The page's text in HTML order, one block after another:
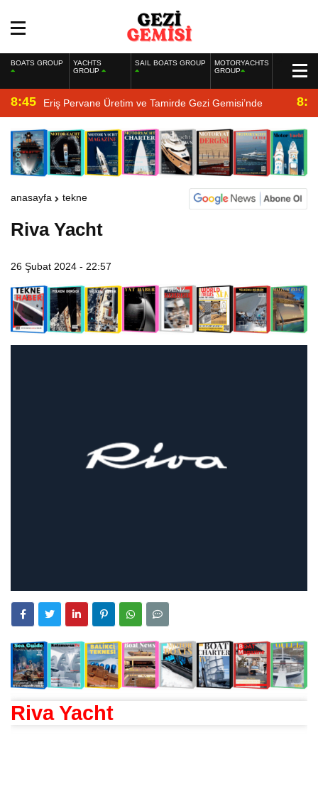
BOATS GROUP
YACHTS
GROUP
SAIL BOATS GROUP
MOTORYACHTS
GROUP
8:45 Eriş Pervane Üretim ve Tamirde Gezi Gemisi’nde
anasayfa tekne
Riva Yacht
26 Şubat 2024 - 22:57
Riva Yacht